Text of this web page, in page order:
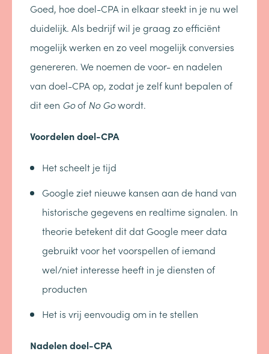
Goed, hoe doel-CPA in elkaar steekt in je nu wel
duidelijk. Als bedrijf wil je graag zo efficiënt
mogelijk werken en zo veel mogelijk conversies
genereren. We noemen de voor- en nadelen
van doel-CPA op, zodat je zelf kunt bepalen of
dit een GoofNo Gowordt.
Voordelen doel-CPA
Het scheelt je tijd
Google ziet nieuwe kansen aan de hand van
historische gegevens en realtime signalen. In
theorie betekent dit dat Google meer data
gebruikt voor het voorspellen of iemand
wel/niet interesse heeft in je diensten of
producten
Het is vrij eenvoudig om in te stellen
Nadelen doel-CPA